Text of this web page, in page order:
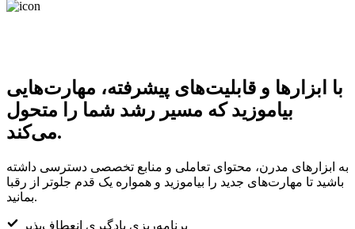
با ابزارها و قابلیت‌های پیشرفته، مهارت‌هایی
بیاموزید که مسیر رشد شما را متحول
می‌کند.
به ابزارهای مدرن، محتوای تعاملی و منابع تخصصی دسترسی داشته
باشید تا مهارت‌های جدید را بیاموزید و همواره یک قدم جلوتر از رقبا
بمانید.
برنامه‌ریزی یادگیری انعطاف‌پذیر